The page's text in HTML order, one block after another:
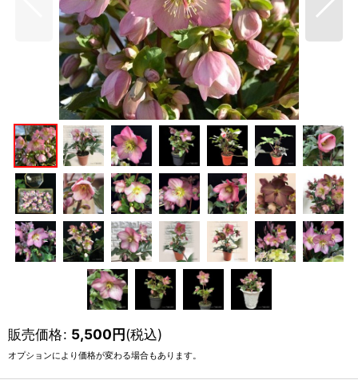
販売価格: 5,500円(税込)
オプションにより価格が変わる場合もあります。